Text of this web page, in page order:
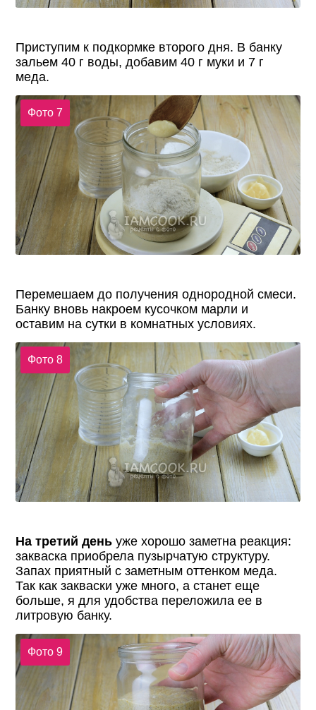
Приступим к подкормке второго дня. В банку
зальем 40 г воды, добавим 40 г муки и 7 г
меда.
Фото 7
Перемешаем до получения однородной смеси.
Банку вновь накроем кусочком марли и
оставим на сутки в комнатных условиях.
Фото 8
На третий день уже хорошо заметна реакция:
закваска приобрела пузырчатую структуру.
Запах приятный с заметным оттенком меда.
Так как закваски уже много, а станет еще
больше, я для удобства переложила ее в
литровую банку.
Фото 9